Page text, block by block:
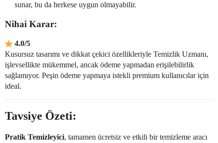
sunar, bu da herkese uygun olmayabilir.
Nihai Karar:
4.0/5
Kusursuz tasarımı ve dikkat çekici özellikleriyle Temizlik Uzmanı,
işlevsellikte mükemmel, ancak ödeme yapmadan erişilebilirlik
sağlamıyor. Peşin ödeme yapmaya istekli premium kullanıcılar için
ideal.
Tavsiye Özeti:
Pratik Temizleyici, tamamen ücretsiz ve etkili bir temizleme aracı